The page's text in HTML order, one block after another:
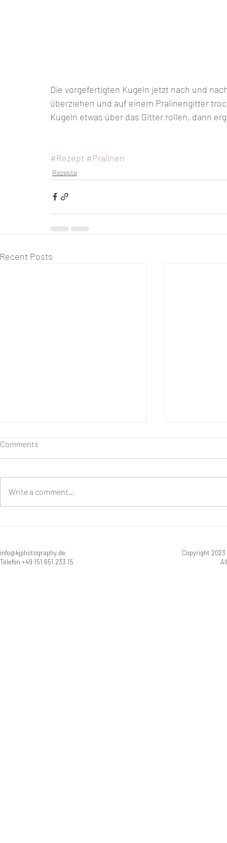
Die vorgefertigten Kugeln jetzt nach und
überziehen und auf einem Pralinengitter
Kugeln etwas über das Gitter rollen, dann
#Rezept #Pralinen
Rezepte
Recent Posts
Comments
Write a comment...
Copyright
info@kjphotography.de
Telefon +49 151 651 233 15